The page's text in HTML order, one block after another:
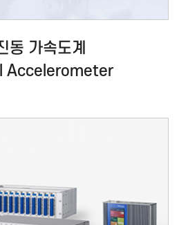
동 가속도계
Accelerometer